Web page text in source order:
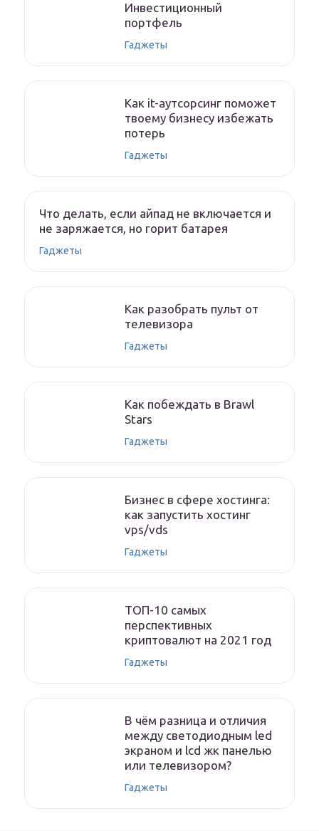
Инвестиционный
портфель
Гаджеты
Как it-аутсорсинг поможет
твоему бизнесу избежать
потерь
Гаджеты
Что делать, если айпад не включается и
не заряжается, но горит батарея
Гаджеты
Как разобрать пульт от
телевизора
Гаджеты
Как побеждать в Brawl
Stars
Гаджеты
Бизнес в сфере хостинга:
как запустить хостинг
vps/vds
Гаджеты
ТОП-10 самых
перспективных
криптовалют на 2021 год
Гаджеты
В чём разница и отличия
между светодиодным led
экраном и lcd жк панелью
или телевизором?
Гаджеты